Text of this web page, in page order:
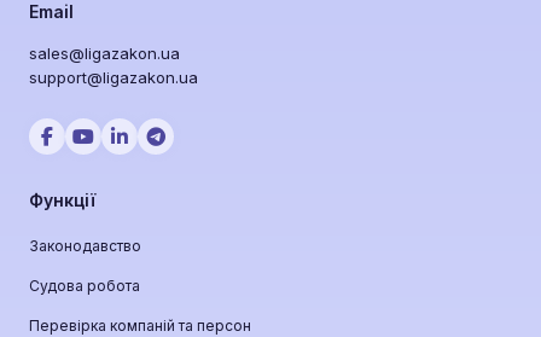
Email
sales@ligazakon.ua
support@ligazakon.ua
Функції
Законодавство
Судова робота
Перевірка компаній та персон